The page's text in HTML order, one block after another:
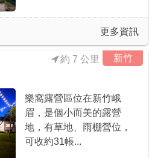
更多資訊
新竹
約 7 公里
樂窩露營區位在新竹峨
眉，是個小而美的露營
地，有草地、雨棚營位，
可收約31帳...